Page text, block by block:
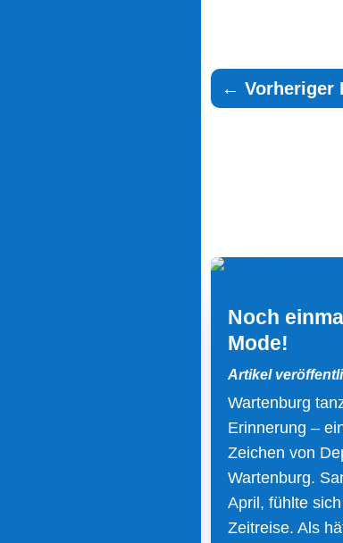
←Vorheriger
Noch
Mode!
Artikel
Wartenburg
Erinnerung –
Zeichen von
Wartenburg.
April, fühlte
Zeitreise. Als